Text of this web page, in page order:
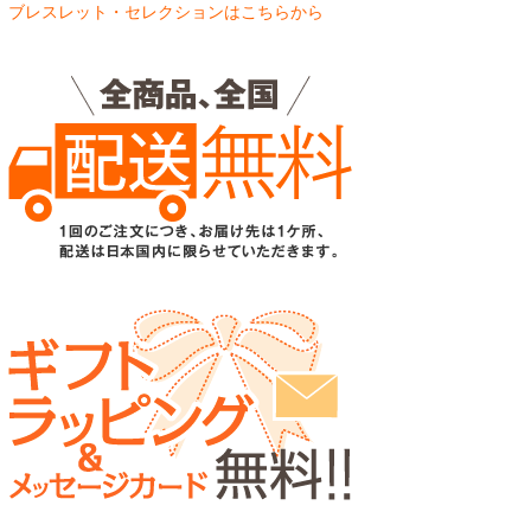
ブレスレット・セレクションはこちらから